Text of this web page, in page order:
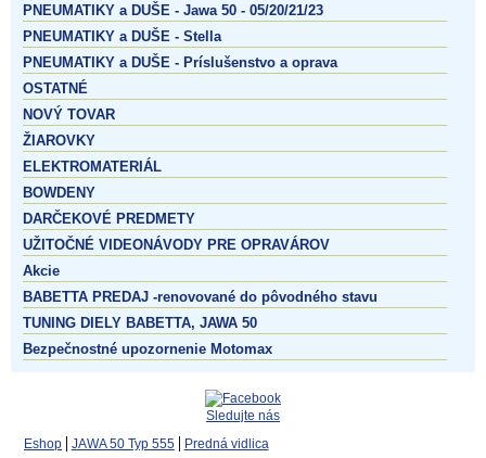
PNEUMATIKY a DUŠE - Jawa 50 - 05/20/21/23
PNEUMATIKY a DUŠE - Stella
PNEUMATIKY a DUŠE - Príslušenstvo a oprava
OSTATNÉ
NOVÝ TOVAR
ŽIAROVKY
ELEKTROMATERIÁL
BOWDENY
DARČEKOVÉ PREDMETY
UŽITOČNÉ VIDEONÁVODY PRE OPRAVÁROV
Akcie
BABETTA PREDAJ -renovované do pôvodného stavu
TUNING DIELY BABETTA, JAWA 50
Bezpečnostné upozornenie Motomax
Sledujte nás
Eshop
JAWA 50 Typ 555 Predná vidlica